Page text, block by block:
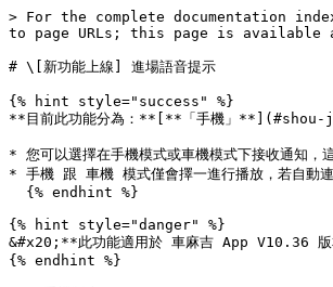
> For the complete documentation
to page URLs; this page is available
# \[新功能上線] 進場語音提示
{% hint style="success" %}
**目前此功能分為：**[**「手機」
* 您可以選擇在手機模式或車機模式下接收通知，
* 手機 跟 車機 模式僅會擇一進行播放，若自動連
{% hint style="danger" %}
&#x20;**此功能適用於 車麻吉 App V10.36 版
{% endhint %}